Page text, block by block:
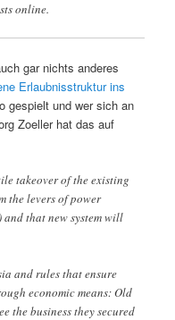
online.
gar nichts anderes
Erlaubnisstruktur ins
gespielt und wer sich an
Zoeller hat das auf
takeover of the existing
the levers of power
that new system will
and rules that ensure
economic means: Old
the business they secured